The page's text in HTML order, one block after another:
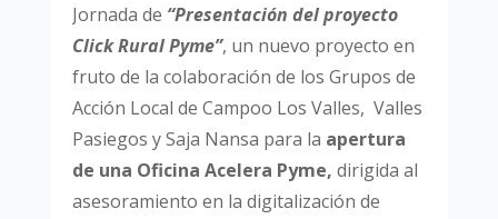
Jornada de “Presentación del proyecto
Click Rural Pyme”, un nuevo proyecto en
fruto de la colaboración de los Grupos de
Acción Local de Campoo Los Valles, Valles
Pasiegos y Saja Nansa para la apertura
de una Oficina Acelera Pyme, dirigida al
asesoramiento en la digitalización de